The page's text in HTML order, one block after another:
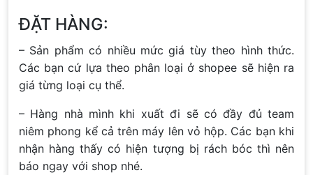
ĐẶT HÀNG:
– Sản phẩm có nhiều mức giá tùy theo hình thức.
Các bạn cứ lựa theo phân loại ở shopee sẽ hiện ra
giá từng loại cụ thể.
– Hàng nhà mình khi xuất đi sẽ có đầy đủ team
niêm phong kể cả trên máy lên vỏ hộp. Các bạn khi
nhận hàng thấy có hiện tượng bị rách bóc thì nên
báo ngay với shop nhé.